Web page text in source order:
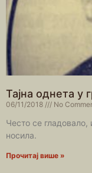
Тајна однета у
06/11/2018 No
Често се
носила.
Прочитај више »